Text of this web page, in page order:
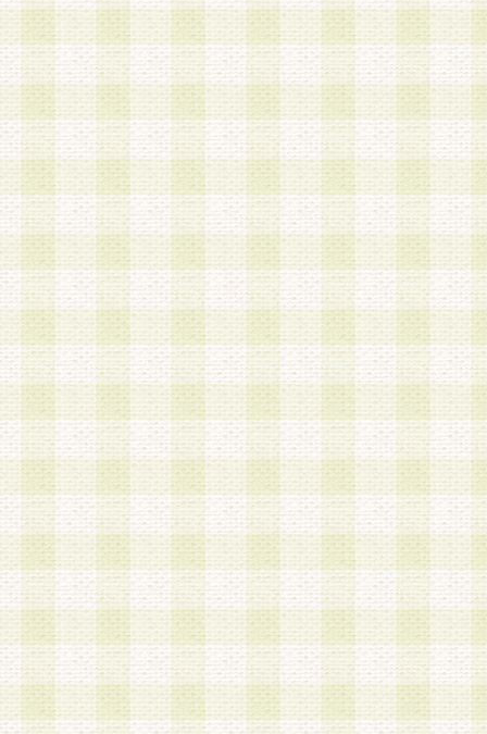
会員情報を本人の承諾なく第三者に開示すること
人を識別できる情報について第三者に開示または
社は事前に会員本人の同意を得るものとします。
3.前項の定めに拘わらず、当社は、以下の目的に
意を 得ることなく、会員個人を識別できる情報
づき選定した委託業者に対して当社の責任におい
できるものとします。な お、当社は、当該委託
契約を締結しこれを遵守させるとともに、本規約
の注意をもって当該情報を使用させるものとし ま
a.本サービスに係る謝礼、景品、調査サンプル品
b.会員からの電話、メール等の問い合わせなどへ
c.モバイルリサーチ、またはグループ形式による
実施もしくは運営
d.その他これらに付随する業務
4.会員は、住所、電話番号その他の登録情報につ
合は、速やかに当社所定の変更手続きを行うもの
5.当社は、必要と認めた場合、会員に対して、電
手段により登録情報の対象者が会員登録者本人で
の内容が正確であること、アンケートの回答内容
うことができるものとます。
6.会員は、会員登録後当社が定期的に行う登録情
して、当社指定の期間内に更新手続きを行うもの
該期間内に更新手続きを行わない場合、その時点
発行したポイントは失効されるものとします。